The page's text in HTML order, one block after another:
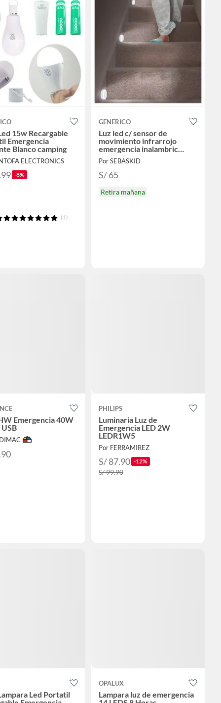
15w Recargable
Emergencia
Blanco camping
ELECTRONICS
-8%
(1)
GENERICO
Luz led c/ sensor de
movimiento infrarrojo
emergencia inalambric
pared
Por SEBASKID
S/ 65
Retira mañana
Emergencia 40W
PHILIPS
Luminaria Luz de
Emergencia LED 2W
LEDR1W5
Por FERRAMIREZ
S/ 87.90 -12%
S/ 99.90
Led Portatil
OPALUX
Lampara luz de emergencia